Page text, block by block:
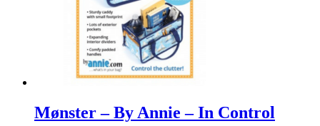
Mønster – By Annie – In Control